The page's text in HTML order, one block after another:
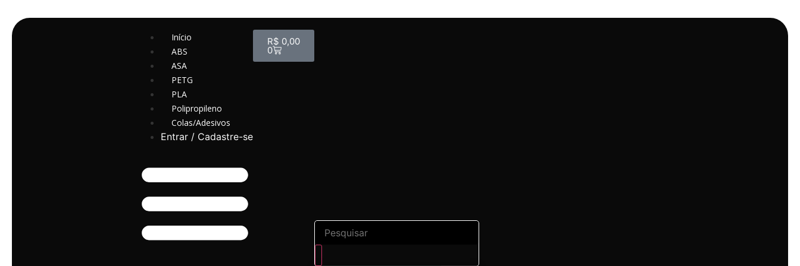
Início
ABS
ASA
PETG
PLA
Polipropileno
Colas/Adesivos
Entrar / Cadastre-se
R$ 0,00
0